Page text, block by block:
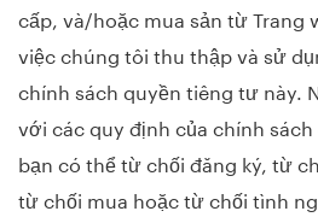
cấp, và/hoặc mua sản từ Trang
việc chúng tôi thu thập và sử
chính sách quyền tiêng tư này.
với các quy định của chính
bạn có thể từ chối đăng ký, từ
từ chối mua hoặc từ chối tình